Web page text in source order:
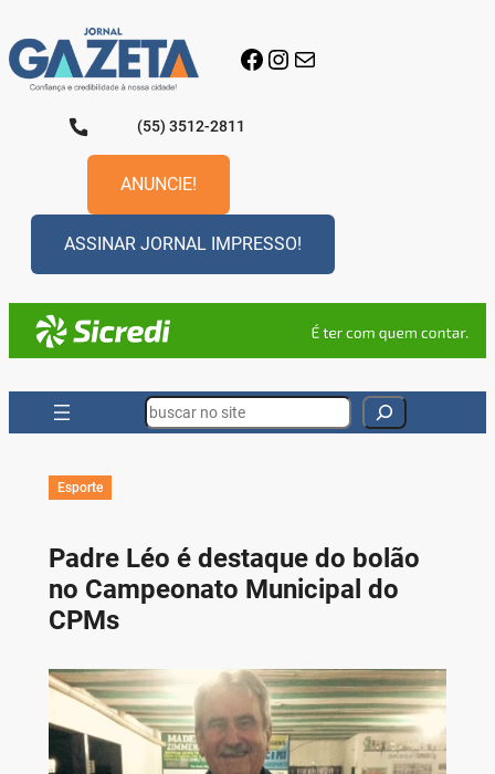
para
o
conteúdo
Facebook
Instagram
E-mail
(55) 3512-2811
ANUNCIE!
ASSINAR JORNAL IMPRESSO!
Search
Esporte
Padre Léo é destaque do bolão
no Campeonato Municipal do
CPMs